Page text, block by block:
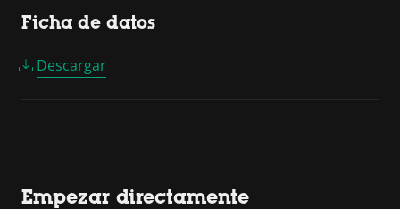
Ficha de datos
Descargar
Empezar directamente